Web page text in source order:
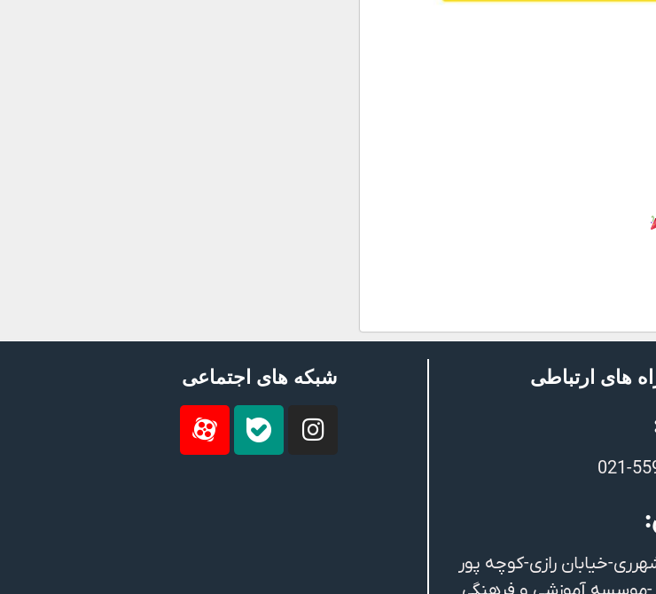
های ارتباطی
021-
خیابان رازی-کوچه پور
شبکه های اجتماعی